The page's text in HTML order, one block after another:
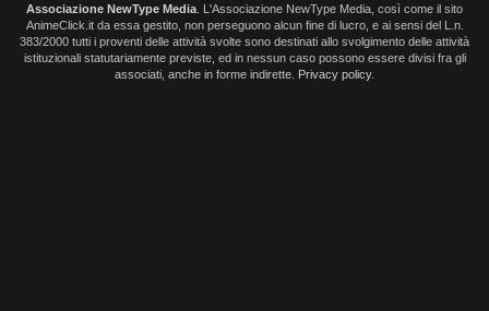
Associazione NewType Media . L'Associazione NewType Media, così come il sito
AnimeClick.it da essa gestito, non perseguono alcun fine di lucro, e ai sensi del L.n.
383/2000 tutti i proventi delle attività svolte sono destinati allo svolgimento delle attività
istituzionali statutariamente previste, ed in nessun caso possono essere divisi fra gli
associati, anche in forme indirette. Privacy policy.